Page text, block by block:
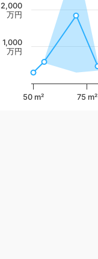
50 m² 75 m²
1,000
万円
2,000
万円